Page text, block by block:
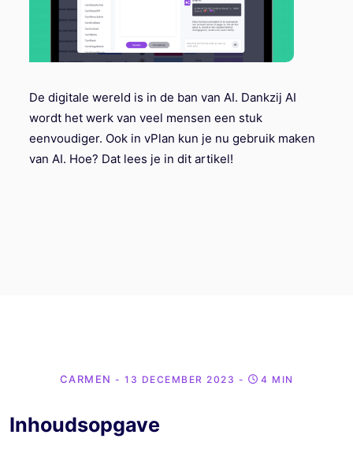
De digitale wereld is in de ban van AI. Dankzij AI
wordt het werk van veel mensen een stuk
eenvoudiger. Ook in vPlan kun je nu gebruik maken
van AI. Hoe? Dat lees je in dit artikel!
CARMEN - 13 DECEMBER 2023 - 4 MIN
Inhoudsopgave